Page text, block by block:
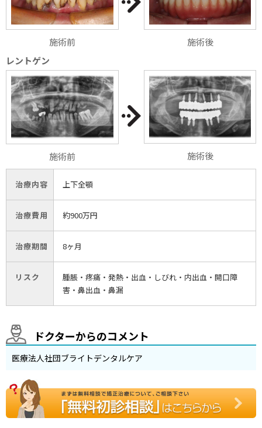
施術前
施術後
レントゲン
施術前 施術後
治療内容 上下全顎
治療費用 約900万円
治療期間 8ヶ月
リスク
腫脹・疼痛・発熱・出血・しびれ・内出血・開口障
害・鼻出血・鼻漏
ドクターからのコメント
医療法人社団ブライトデンタルケア